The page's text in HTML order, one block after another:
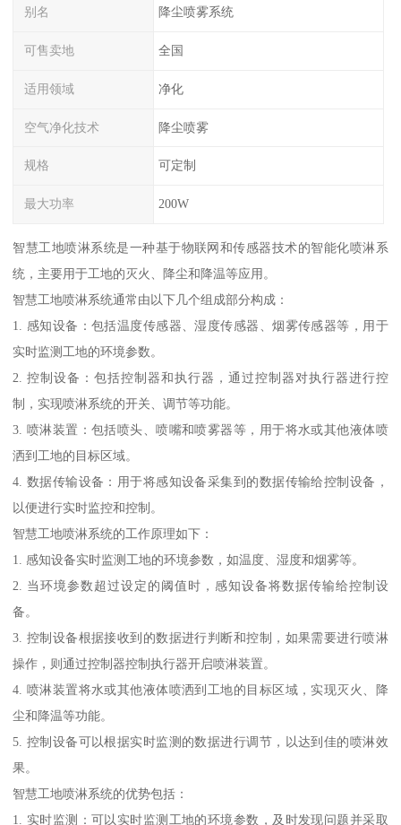
别名 降尘喷雾系统
可售卖地 全国
适用领域 净化
空气净化技术 降尘喷雾
规格 可定制
最大功率 200W
智慧工地喷淋系统是一种基于物联网和传感器技术的智能化喷淋系
统，主要用于工地的灭火、降尘和降温等应用。
智慧工地喷淋系统通常由以下几个组成部分构成：
1. 感知设备：包括温度传感器、湿度传感器、烟雾传感器等，用于
实时监测工地的环境参数。
2. 控制设备：包括控制器和执行器，通过控制器对执行器进行控
制，实现喷淋系统的开关、调节等功能。
3. 喷淋装置：包括喷头、喷嘴和喷雾器等，用于将水或其他液体喷
洒到工地的目标区域。
4. 数据传输设备：用于将感知设备采集到的数据传输给控制设备，
以便进行实时监控和控制。
智慧工地喷淋系统的工作原理如下：
1. 感知设备实时监测工地的环境参数，如温度、湿度和烟雾等。
2. 当环境参数超过设定的阈值时，感知设备将数据传输给控制设
备。
3. 控制设备根据接收到的数据进行判断和控制，如果需要进行喷淋
操作，则通过控制器控制执行器开启喷淋装置。
4. 喷淋装置将水或其他液体喷洒到工地的目标区域，实现灭火、降
尘和降温等功能。
5. 控制设备可以根据实时监测的数据进行调节，以达到佳的喷淋效
果。
智慧工地喷淋系统的优势包括：
1. 实时监测：可以实时监测工地的环境参数，及时发现问题并采取